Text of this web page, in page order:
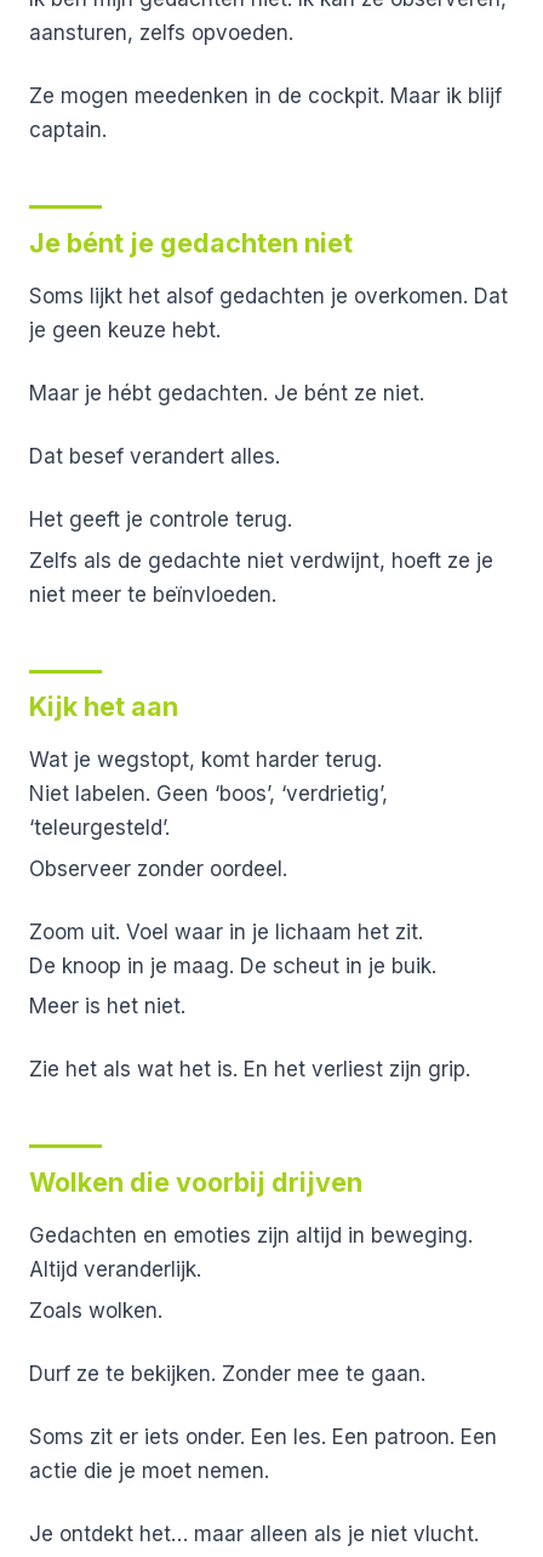
aansturen, zelfs opvoeden.
Ze mogen meedenken in de cockpit. Maar ik blijf
captain.
Je bént je gedachten niet
Soms lijkt het alsof gedachten je overkomen. Dat
je geen keuze hebt.
Maar je hébt gedachten. Je bént ze niet.
Dat besef verandert alles.
Het geeft je controle terug.
Zelfs als de gedachte niet verdwijnt, hoeft ze je
niet meer te beïnvloeden.
Kijk het aan
Wat je wegstopt, komt harder terug.
Niet labelen. Geen ‘boos’, ‘verdrietig’,
‘teleurgesteld’.
Observeer zonder oordeel.
Zoom uit. Voel waar in je lichaam het zit.
De knoop in je maag. De scheut in je buik.
Meer is het niet.
Zie het als wat het is. En het verliest zijn grip.
Wolken die voorbij drijven
Gedachten en emoties zijn altijd in beweging.
Altijd veranderlijk.
Zoals wolken.
Durf ze te bekijken. Zonder mee te gaan.
Soms zit er iets onder. Een les. Een patroon. Een
actie die je moet nemen.
Je ontdekt het… maar alleen als je niet vlucht.